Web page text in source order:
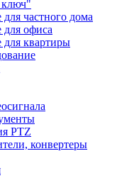
ключ"
частного дома
офиса
квартиры
PTZ
конвертеры